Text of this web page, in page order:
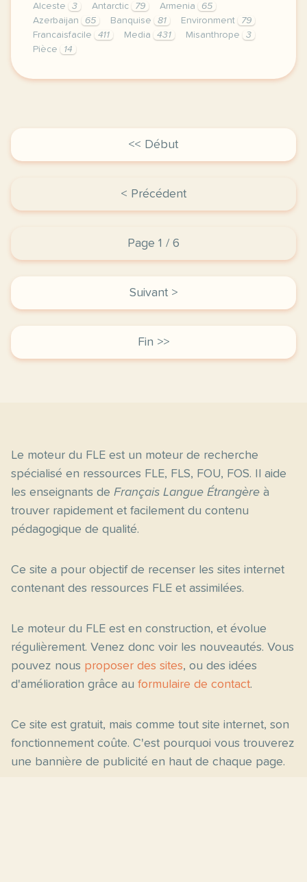
Alceste 3 Antarctic 79 Armenia
65
Azerbaijan
65 Banquise 81 Environment
79
Francaisfacile
411 Media 431 Misanthrope
3
Pièce
14
exercice b2 le misanthrope de moliere le
<< Début
< Précédent
Page 1 / 6
Suivant >
Fin >>
Le moteur du FLE est un moteur de recherche
spécialisé en ressources FLE, FLS, FOU, FOS. Il aide
les enseignants de Français Langue Étrangère à
trouver rapidement et facilement du contenu
pédagogique de qualité.
Ce site a pour objectif de recenser les sites internet
contenant des ressources FLE et assimilées.
Le moteur du FLE est en construction, et évolue
régulièrement. Venez donc voir les nouveautés. Vous
pouvez nous proposer des sites, ou des idées
d'amélioration grâce au formulaire de contact.
Ce site est gratuit, mais comme tout site internet, son
fonctionnement coûte. C'est pourquoi vous trouverez
une bannière de publicité en haut de chaque page.